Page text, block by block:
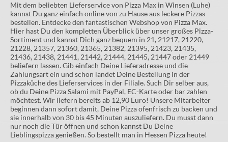
Mit dem beliebten Lieferservice von Pizza Max in Winsen (Luhe)
kannst Du ganz einfach online von zu Hause aus leckere Pizzas
bestellen. Entdecke den fantastischen Webshop von Pizza Max.
Hier hast Du den kompletten Überblick über unser großes Pizza-
Sortiment und kannst Dich ganz bequem in 21, 21217, 21220,
21228, 21357, 21360, 21365, 21382, 21395, 21423, 21435,
21436, 21438, 21441, 21442, 21444, 21445, 21447 oder 21449
beliefern lassen. Gib einfach Deine Lieferadresse und die
Zahlungsart ein und schon landet Deine Bestellung in der
Pizzaküche des Lieferservices in der Filiale. Such Dir selber aus,
ob du Deine Pizza Salami mit PayPal, EC-Karte oder bar zahlen
möchtest. Wir liefern bereits ab 12,90 Euro! Unsere Mitarbeiter
beginnen dann sofort damit, Deine Pizza ofenfrisch zu backen und
sie innerhalb von 30 bis 45 Minuten auszuliefern. Du musst dann
nur noch die Tür öffnen und schon kannst Du Deine
Lieblingspizza genießen. So bestellt man in Hessen Pizza heute!